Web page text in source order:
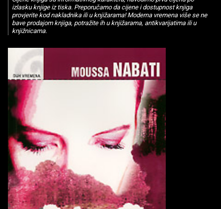
izlasku knjige iz tiska. Preporučamo da cijene i dostupnost knjiga
provjerite kod nakladnika ili u knjižarama! Moderna vremena više se ne
bave prodajom knjiga, potražite ih u knjižarama, antikvarijatima ili u
knjižnicama.